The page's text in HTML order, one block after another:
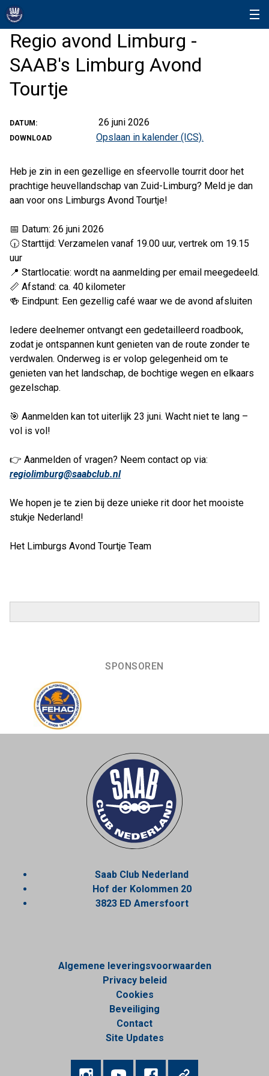
Regio avond Limburg -
SAAB's Limburg Avond
Tourtje
DATUM: 26 juni 2026
DOWNLOAD Opslaan in kalender (ICS).
Heb je zin in een gezellige en sfeervolle tourrit door het
prachtige heuvellandschap van Zuid-Limburg? Meld je dan
aan voor ons Limburgs Avond Tourtje!
📅 Datum: 26 juni 2026
🕡 Starttijd: Verzamelen vanaf 19.00 uur, vertrek om 19.15
uur
📍 Startlocatie: wordt na aanmelding per email meegedeeld.
📏 Afstand: ca. 40 kilometer
🍻 Eindpunt: Een gezellig café waar we de avond afsluiten
Iedere deelnemer ontvangt een gedetailleerd roadbook,
zodat je ontspannen kunt genieten van de route zonder te
verdwalen. Onderweg is er volop gelegenheid om te
genieten van het landschap, de bochtige wegen en elkaars
gezelschap.
🎯 Aanmelden kan tot uiterlijk 23 juni. Wacht niet te lang –
vol is vol!
👉 Aanmelden of vragen? Neem contact op via:
regiolimburg@saabclub.nl
We hopen je te zien bij deze unieke rit door het mooiste
stukje Nederland!
Het Limburgs Avond Tourtje Team
SPONSOREN
Saab Club Nederland
Hof der Kolommen 20
3823 ED Amersfoort
Algemene leveringsvoorwaarden
Privacy beleid
Cookies
Beveiliging
Contact
Site Updates